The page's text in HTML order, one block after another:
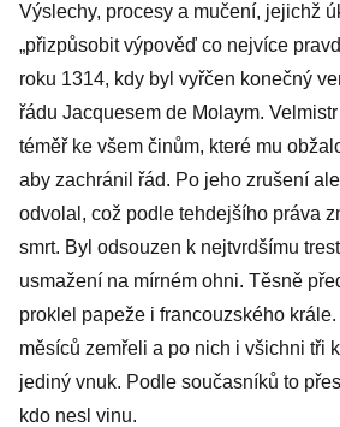
Výslechy, procesy a mučení, jejichž
„přizpůsobit výpověď co nejvíce
roku 1314, kdy byl vyřčen konečný
řádu Jacquesem de Molaym.
téměř ke všem činům, které mu
aby zachránil řád. Po jeho zrušení
odvolal, což podle tehdejšího práva
smrt. Byl odsouzen k nejtvrdšímu
usmažení na mírném ohni. Těsně
proklel papeže i francouzského
měsíců zemřeli a po nich i všichni tři
jediný vnuk. Podle současníků to
kdo nesl vinu.